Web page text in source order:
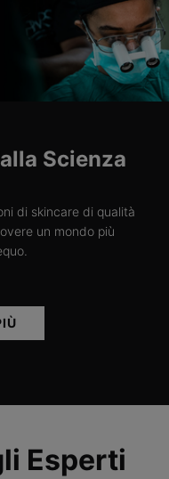
Scienza
di skincare di qualità
un mondo più
Esperti